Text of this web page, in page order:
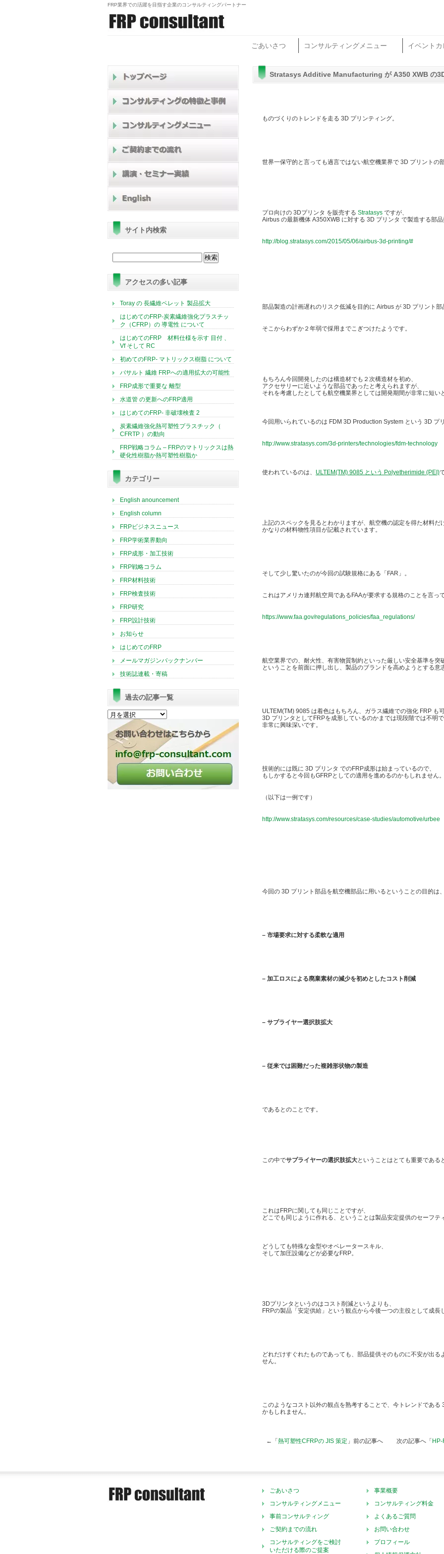
FRP業界での活躍を目指す企業のコンサルティングパートナー
ごあいさつ コンサルティングメニュー イベント
Stratasys Additive Manufacturing が A350 XWB の
ものづくりのトレンドを走る 3D プリンティング。
世界一保守的と言っても過言ではない航空機業界で 3D プリントの
プロ向けの 3Dプリンタ を販売する Stratasys ですが、
Airbus の最新機体 A350XWB に対する 3D プリンタ で製造する部
http://blog.stratasys.com/2015/05/06/airbus-3d-printing/#
部品製造の計画遅れのリスク低減を目的に Airbus が 3D プリント部
そこからわずか２年弱で採用までこぎつけたようです。
もちろん今回開発したのは構造材でも２次構造材を初め、
アクセサリーに近いような部品であったと考えられますが、
それを考慮したとしても航空機業界としては開発期間が非常に短い
今回用いられているのは FDM 3D Production System という 3D プリ
http://www.stratasys.com/3d-printers/technologies/fdm-technology
使われているのは、 ULTEM(TM) 9085 という Polyetherimide (PEI)
上記のスペックを見るとわかりますが、航空機の認定を得た材料だ
かなりの材料物性項目が記載されています。
そして少し驚いたのが今回の試験規格にある「FAR」。
これはアメリカ連邦航空局であるFAAが要求する規格のことを言っ
https://www.faa.gov/regulations_policies/faa_regulations/
航空業界での、耐火性、有害物質制約といった厳しい安全基準を突
ということを前面に押し出し、製品のブランドを高めようとする意
ULTEM(TM) 9085 は着色はもちろん、ガラス繊維での強化 FRP も
3D プリンタとしてFRPを成形しているのかまでは現段階では不明で
非常に興味深いです。
技術的には既に 3D プリンタ でのFRP成形は始まっているので、
もしかすると今回もGFRPとしての適用を進めるのかもしれません。
（以下は一例です）
http://www.stratasys.com/resources/case-studies/automotive/urbee
今回の 3D プリント部品を航空機部品に用いるということの目的は、
– 市場要求に対する柔軟な適用
– 加工ロスによる廃棄素材の減少を初めとしたコスト削減
– サプライヤー選択肢拡大
– 従来では困難だった複雑形状物の製造
であるとのことです。
この中でサプライヤーの選択肢拡大ということはとても重要である
これはFRPに関しても同じことですが、
どこでも同じように作れる、ということは製品安定提供のセーフテ
どうしても特殊な金型やオペレータースキル、
そして加圧設備などが必要なFRP。
3Dプリンタというのはコスト削減というよりも、
FRPの製品「安定供給」という観点から今後一つの主役として成長
どれだけすぐれたものであっても、部品提供そのものに不安が出る
せん。
このようなコスト以外の観点を熟考することで、今トレンドであ
かもしれません。
←「 熱可塑性CFRPの JIS 策定 」前の記事へ 次の記事へ「
サイト内検索
検
索:
アクセスの多い記事
Toray の 長繊維ペレット 製品拡大
はじめてのFRP-炭素繊維強化プラスチッ
ク（CFRP）の 導電性 について
はじめてのFRP 材料仕様を示す 目付 、
Vf そして RC
初めてのFRP- マトリックス樹脂 について
バサルト 繊維 FRPへの適用拡大の可能性
FRP成形で重要な 離型
水道管 の更新へのFRP適用
はじめてのFRP- 非破壊検査 2
炭素繊維強化熱可塑性プラスチック（
CFRTP ）の動向
FRP戦略コラム – FRPのマトリックスは熱
硬化性樹脂か熱可塑性樹脂か
カテゴリー
English anouncement
English column
FRPビジネスニュース
FRP学術業界動向
FRP成形・加工技術
FRP戦略コラム
FRP材料技術
FRP検査技術
FRP研究
FRP設計技術
お知らせ
はじめてのFRP
メールマガジンバックナンバー
技術誌連載・寄稿
過去の記事一覧
過
去
記
事
ごあいさつ
コンサルティングメニュー
事前コンサルティング
ご契約までの流れ
コンサルティングをご検討
いただける際のご提案
事業概要
コンサルティング料金
よくあるご質問
お問い合わせ
プロフィール